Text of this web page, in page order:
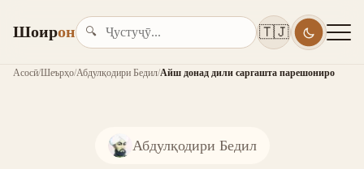
Шоирон 🔍 🇹🇯
Асосӣ/Шеърҳо/Абдулқодири Бедил/Айш донад дили саргашта парешониро
Абдулқодири Бедил